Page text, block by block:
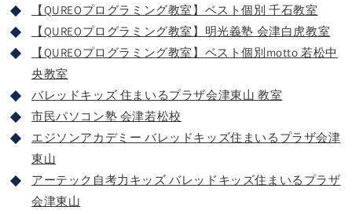
【QUREOプログラミング教室】ベスト個別 千石教室
【QUREOプログラミング教室】明光義塾 会津白虎教室
【QUREOプログラミング教室】ベスト個別motto 若松中
央教室
バレッドキッズ 住まいるプラザ会津東山 教室
市民パソコン塾 会津若松校
エジソンアカデミー バレッドキッズ住まいるプラザ会津
東山
アーテック自考力キッズ バレッドキッズ住まいるプラザ
会津東山